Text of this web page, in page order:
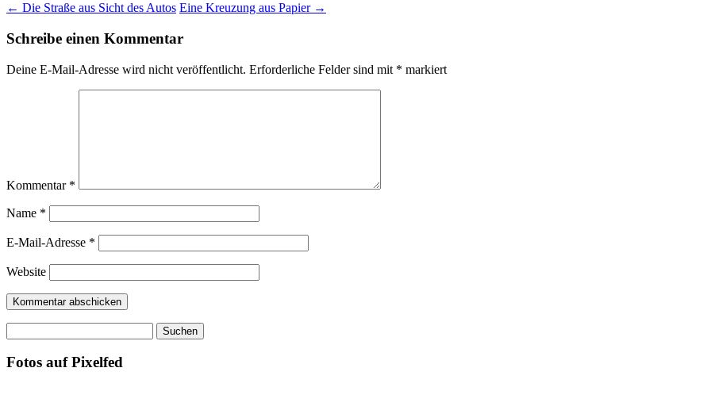
← Die Straße aus Sicht des Autos Eine Kreuzung aus Papier →
Schreibe einen Kommentar
Deine E-Mail-Adresse wird nicht veröffentlicht. Erforderliche Felder sind mit * markiert
Kommentar *
Name *
E-Mail-Adresse *
Website
nach:
Fotos auf Pixelfed